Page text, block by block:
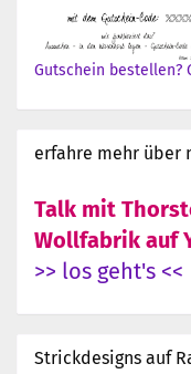
Gutschein bestellen?
erfahre mehr über
Talk mit
Wollfabrik auf
>> los geht's <<
Strickdesigns auf